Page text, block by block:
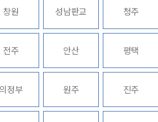
통합검색
AI대륜
INSIGHT
주요 업무사례
기업 인사이트
창원 성남판교 청주
전주 안산 평택
의정부 원주 진주